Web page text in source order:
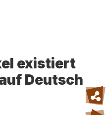
existiert
Deutsch